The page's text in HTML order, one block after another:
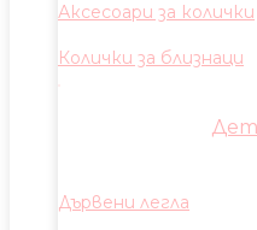
Аксесоари за колички
Колички за близнаци
Дървени легла